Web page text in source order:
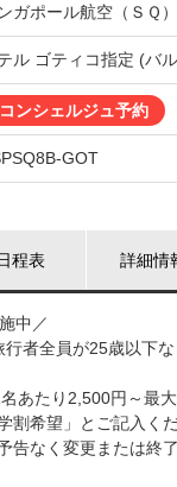
ガポール航空（ＳＱ
ル ゴティコ指定 (バ
コンシェルジュ予約
GOT
程表 詳細情
中／
者全員が25歳以下
あたり2,500円～最
希望」とご記入くだ
告なく変更または終